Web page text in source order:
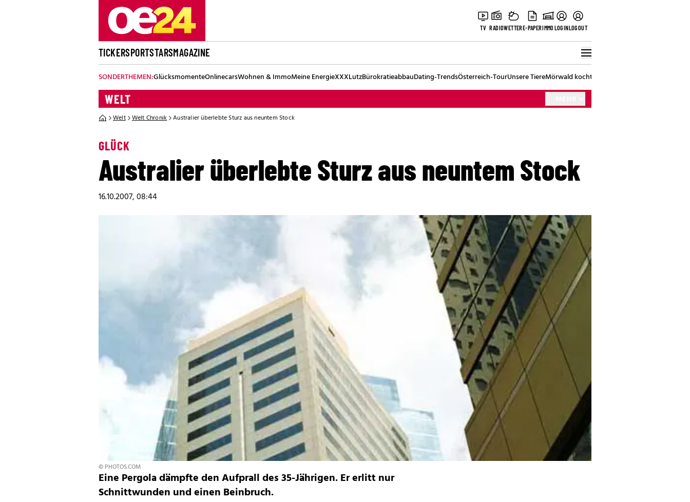
TV RADIOWETTERE-PAPERIMMOLOGINLOGOUT
TICKERSPORTSTARSMAGAZINE
SONDERTHEMEN:GlücksmomenteOnlinecarsWohnen & ImmoMeine EnergieXXXLutzBürokratieabbauDating-TrendsÖsterreich-TourUnsere TiereMörwald kocht
WELT
Welt Welt Chronik Australier überlebte Sturz aus neuntem Stock
GLÜCK
Australier überlebte Sturz aus neuntem Stock
16.10.2007, 08:44
© PHOTOS.COM
Eine Pergola dämpfte den Aufprall des 35-Jährigen. Er erlitt nur
Schnittwunden und einen Beinbruch.